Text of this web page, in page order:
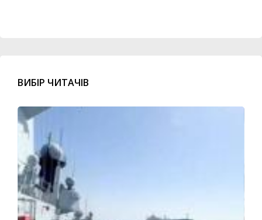
ВИБІР ЧИТАЧІВ